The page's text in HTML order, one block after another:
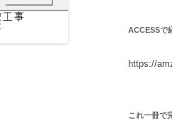
ACCESSで
https://
これ一冊で